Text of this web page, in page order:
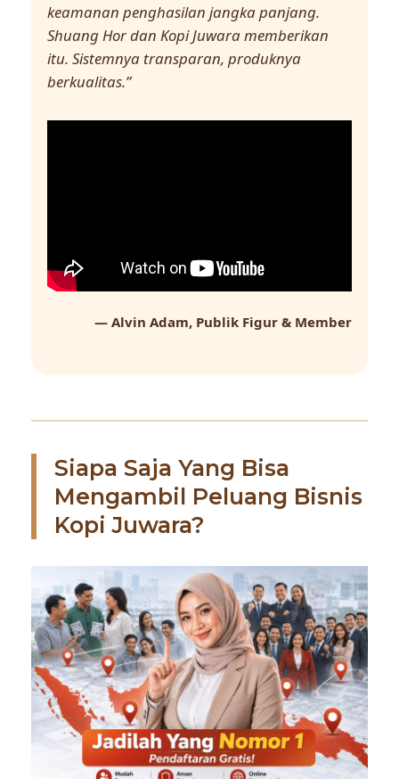
keamanan penghasilan jangka panjang.
Shuang Hor dan Kopi Juwara memberikan
itu. Sistemnya transparan, produknya
berkualitas.”
— Alvin Adam, Publik Figur & Member
Siapa Saja Yang Bisa
Mengambil Peluang Bisnis
Kopi Juwara?